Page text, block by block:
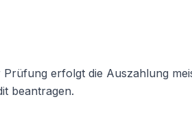
erfolgt die Auszahlung
beantragen.